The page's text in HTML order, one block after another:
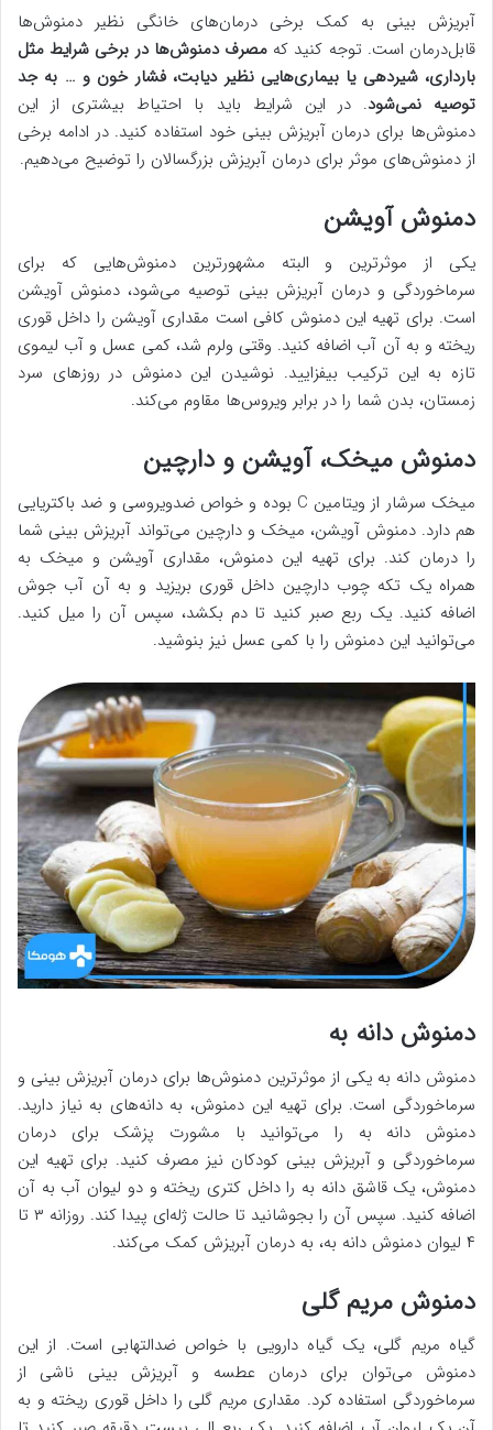
آبریزش بینی به کمک برخی درمان‌های خانگی نظیر دمنوش‌ها
قابل‌درمان است. توجه کنید که مصرف دمنوش‌ها در برخی شرایط مثل
بارداری، شیردهی یا بیماری‌هایی نظیر دیابت، فشار خون و … به جد
توصیه نمی‌شود. در این شرایط باید با احتیاط بیشتری از این
دمنوش‌ها برای درمان آبریزش بینی خود استفاده کنید. در ادامه برخی
از دمنوش‌های موثر برای درمان آبریزش بزرگسالان را توضیح می‌دهیم.
دمنوش آویشن
یکی از موثرترین و البته مشهورترین دمنوش‌هایی که برای
سرماخوردگی و درمان آبریزش بینی توصیه می‌شود، دمنوش آویشن
است. برای تهیه این دمنوش کافی است مقداری آویشن را داخل قوری
ریخته و به آن آب اضافه کنید. وقتی ولرم شد، کمی عسل و آب لیموی
تازه به این ترکیب بیفزایید. نوشیدن این دمنوش در روزهای سرد
زمستان، بدن شما را در برابر ویروس‌ها مقاوم می‌کند.
دمنوش میخک، آویشن و دارچین
میخک سرشار از ویتامین C بوده و خواص ضدویروسی و ضد باکتریایی
هم دارد. دمنوش آویشن، میخک و دارچین می‌تواند آبریزش بینی شما
را درمان کند. برای تهیه این دمنوش، مقداری آویشن و میخک به
همراه یک تکه چوب دارچین داخل قوری بریزید و به آن آب جوش
اضافه کنید. یک ربع صبر کنید تا دم بکشد، سپس آن را میل کنید.
می‌توانید این دمنوش را با کمی عسل نیز بنوشید.
دمنوش دانه به
دمنوش دانه به یکی از موثرترین دمنوش‌ها برای درمان آبریزش بینی و
سرماخوردگی است. برای تهیه این دمنوش، به دانه‌های به نیاز دارید.
دمنوش دانه به را می‌توانید با مشورت پزشک برای درمان
سرماخوردگی و آبریزش بینی کودکان نیز مصرف کنید. برای تهیه این
دمنوش، یک قاشق دانه به را داخل کتری ریخته و دو لیوان آب به آن
اضافه کنید. سپس آن را بجوشانید تا حالت ژله‌ای پیدا کند. روزانه ۳ تا
۴ لیوان دمنوش دانه به، به درمان آبریزش کمک می‌کند.
دمنوش مریم گلی
گیاه مریم گلی، یک گیاه دارویی با خواص ضدالتهابی است. از این
دمنوش می‌توان برای درمان عطسه و آبریزش بینی ناشی از
سرماخوردگی استفاده کرد. مقداری مریم گلی را داخل قوری ریخته و به